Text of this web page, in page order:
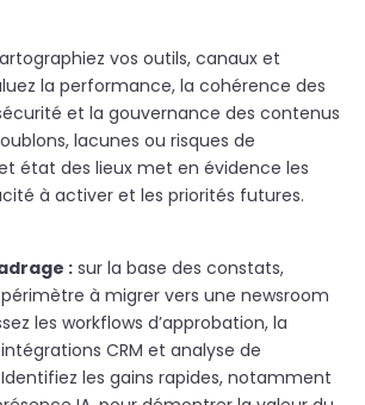
rtographiez vos outils, canaux et
la performance, la cohérence des
et la gouvernance des contenus
lacunes ou risques de
état des lieux met en évidence les
à activer et les priorités futures.
: sur la base des constats,
à migrer vers une newsroom
les workflows d’approbation, la
CRM et analyse de
Identifiez les gains rapides, notamment